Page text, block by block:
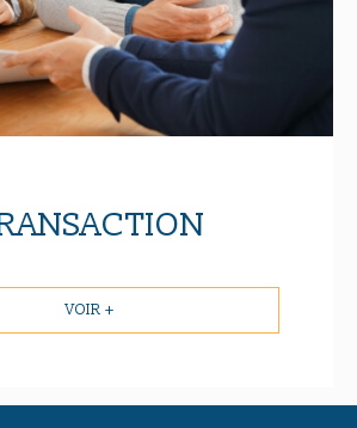
VOIR +